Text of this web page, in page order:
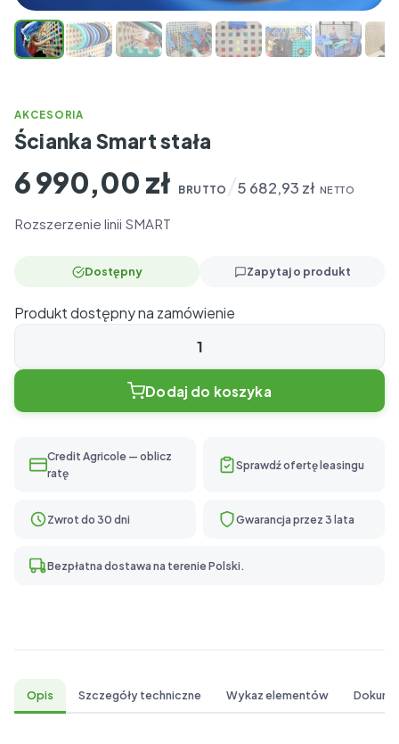
AKCESORIA
Ścianka Smart stała
6 990,00 zł BRUTTO 5 682,93 zł NETTO
Rozszerzenie linii SMART
Dostępny Zapytaj o produkt
Produkt dostępny na zamówienie
ilość
Smart
Dodaj do koszyka
Credit Agricole — oblicz
ratę
Sprawdź ofertę leasingu
Zwrot do 30 dni Gwarancja przez 3 lata
Bezpłatna dostawa na terenie Polski.
Opis Szczegóły techniczne Wykaz elementów